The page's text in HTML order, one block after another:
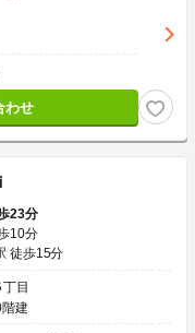
わせ
23分
10分
徒歩15分
目
階建